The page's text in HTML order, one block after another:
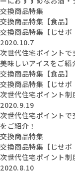
交換商品特集
交換商品特集【食品】
交換商品特集【じせポ
2020.10.7
次世代住宅ポイント
美味しいアイスをご紹
交換商品特集【食品】
交換商品特集【じせポ
次世代住宅ポイント
2020.9.19
次世代住宅ポイント
をご紹介！
交換商品特集
交換商品特集【じせポ
次世代住宅ポイント
2020.8.10